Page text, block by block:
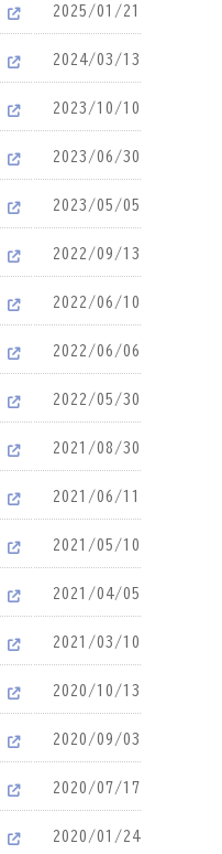
2025/01/21
2024/03/13
2023/10/10
2023/06/30
2023/05/05
2022/09/13
2022/06/10
2022/06/06
2022/05/30
2021/08/30
2021/06/11
2021/05/10
2021/04/05
2021/03/10
2020/10/13
2020/09/03
2020/07/17
2020/01/24